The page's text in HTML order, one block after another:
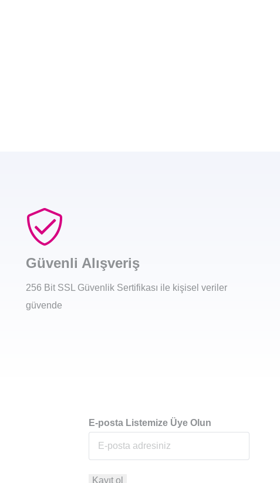
Güvenli Alışveriş
256 Bit SSL Güvenlik Sertifikası ile kişisel veriler
güvende
E-posta Listemize Üye Olun